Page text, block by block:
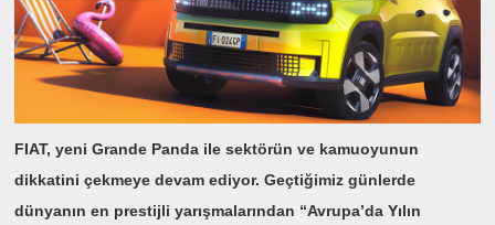
FIAT, yeni Grande Panda ile sektörün ve kamuoyunun
dikkatini çekmeye devam ediyor. Geçtiğimiz günlerde
dünyanın en prestijli yarışmalarından “Avrupa’da Yılın